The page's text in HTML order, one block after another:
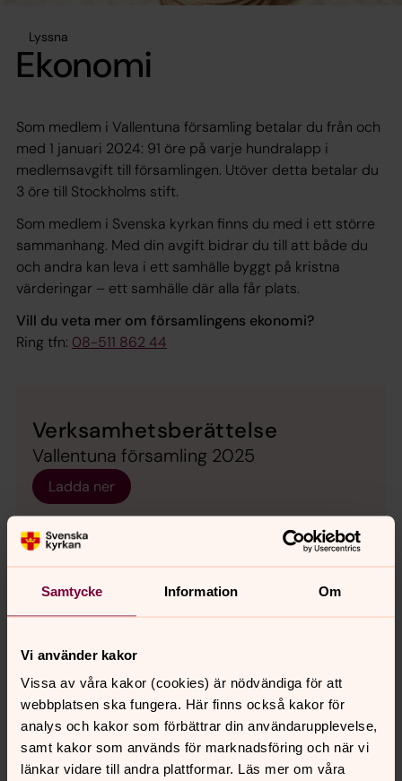
Samtycke Information Om
Vi använder kakor
Vissa av våra kakor (cookies) är nödvändiga för att
webbplatsen ska fungera. Här finns också kakor för
analys och kakor som förbättrar din användarupplevelse,
samt kakor som används för marknadsföring och när vi
länkar vidare till andra plattformar. Läs mer om våra
Lyssna
Ekonomi
Som medlem i Vallentuna församling betalar du från och
med 1 januari 2024: 91 öre på varje hundralapp i
medlemsavgift till församlingen. Utöver detta betalar du
3 öre till Stockholms stift.
Som medlem i Svenska kyrkan finns du med i ett större
sammanhang. Med din avgift bidrar du till att både du
och andra kan leva i ett samhälle byggt på kristna
värderingar – ett samhälle där alla får plats.
Vill du veta mer om församlingens ekonomi?
Ring tfn: 08-511 862 44
Verksamhetsberättelse
Vallentuna församling 2025
Ladda ner
innehåll?
vallentuna.forsamling@svenskakyrkan.se
Dela